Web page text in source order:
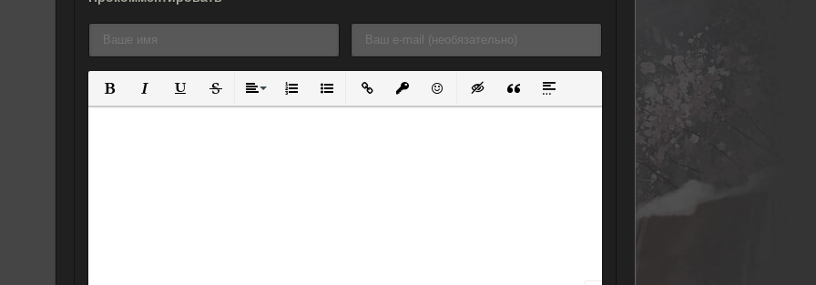
Полужирный
КурсивПодчеркнутый
ЗачеркнутыйВыравнивание
Нумерованный список
Маркированный список
Вставить ссылку
Вставить защищенную ссылку
Вставить смайлик
Вставка скрытого текста
Вставка цитаты
Вставка спойлера